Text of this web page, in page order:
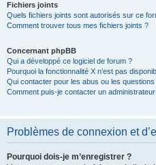
Fichiers joints
Quels fichiers joints sont autorisés sur ce
Comment trouver tous mes fichiers joints ?
Concernant phpBB
Qui a développé ce logiciel de forum ?
Pourquoi la fonctionnalité X n’est pas
Qui contacter pour les abus ou les
Comment puis-je contacter un
Problèmes de connexion et
Pourquoi dois-je m’enregistrer ?